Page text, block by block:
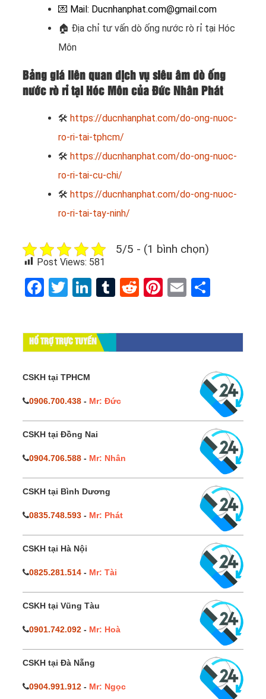
💌 Mail: Ducnhanphat.com@gmail.com
🏠 Địa chỉ tư vấn dò ống nước rò rỉ tại Hóc
Môn
Bảng giá liên quan dịch vụ siêu âm dò ống
nước rò rỉ tại Hóc Môn của Đức Nhân Phát
🛠 https://ducnhanphat.com/do-ong-nuoc-
ro-ri-tai-tphcm/
🛠 https://ducnhanphat.com/do-ong-nuoc-
ro-ri-tai-cu-chi/
🛠 https://ducnhanphat.com/do-ong-nuoc-
ro-ri-tai-tay-ninh/
5/5 - (1 bình chọn)
Post Views: 581
Facebook
Twitter
LinkedIn
Tumblr
RedditPinterest
Email
HỔ TRỢ TRỰC TUYẾN
CSKH tại TPHCM
0906.700.438 - Mr: Đức
CSKH tại Đồng Nai
0904.706.588 - Mr: Nhân
CSKH tại Bình Dương
0835.748.593 - Mr: Phát
CSKH tại Hà Nội
0825.281.514 - Mr: Tài
CSKH tại Vũng Tàu
0901.742.092 - Mr: Hoà
CSKH tại Đà Nẵng
0904.991.912 - Mr: Ngọc